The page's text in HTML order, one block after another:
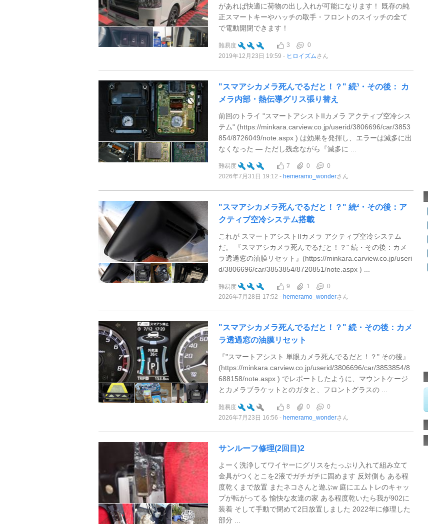
があれば快適に荷物の出し入れが可能になります！ 既存の純
正スマートキーやハッチの取手・フロントのスイッチの全て
で電動開閉できます！
難易度 3
0
2019年12月23日 19:59
ヒロイズムさん
"スマアシカメラ死んでるだと！？" 続³・その後： カ
メラ内部・熱伝導グリス張り替え
前回のトライ "スマートアシストIIカメラ アクティブ空冷シス
テム" (https://minkara.carview.co.jp/userid/3806696/car/3853
854/8726049/note.aspx ) は効果を発揮し、エラーは滅多に出
なくなった ― ただし残念ながら『滅多に ...
難易度 7 0
0
2026年7月31日 19:12
hemeramo_wonderさん
"スマアシカメラ死んでるだと！？" 続²・その後：ア
クティブ空冷システム搭載
これが スマートアシストIIカメラ アクティブ空冷システム
だ。 『スマアシカメラ死んでるだと！？" 続・その後：カメ
ラ透過窓の油膜リセット』(https://minkara.carview.co.jp/useri
d/3806696/car/3853854/8720851/note.aspx ) ...
難易度 9 1
0
2026年7月28日 17:52
hemeramo_wonderさん
"スマアシカメラ死んでるだと！？" 続・その後：カメ
ラ透過窓の油膜リセット
『"スマートアシスト 単眼カメラ死んでるだと！？" その後』
(https://minkara.carview.co.jp/userid/3806696/car/3853854/8
688158/note.aspx ) でレポートしたように、マウントケージ
とカメラブラケットとのガタと、フロントグラスの ...
難易度 8 0
0
2026年7月23日 16:56
hemeramo_wonderさん
サンルーフ修理(2回目)2
よーく洗浄してワイヤーにグリスをたっぷり入れて組み立て
金具がつくとこを2液でガチガチに固めます 反対側も ある程
度乾くまで放置 またネコさんと遊ぶw 庭にエムトレのキャッ
プが転がってる 愉快な友達の家 ある程度乾いたら我が902に
装着 そして手動で閉めて2日放置しました 2022年に修理した
部分 ...